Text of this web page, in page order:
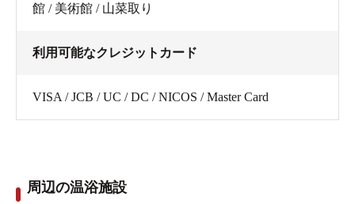
館 / 美術館 / 山菜取り
利用可能なクレジットカード
VISA / JCB / UC / DC / NICOS / Master Card
周辺の温浴施設